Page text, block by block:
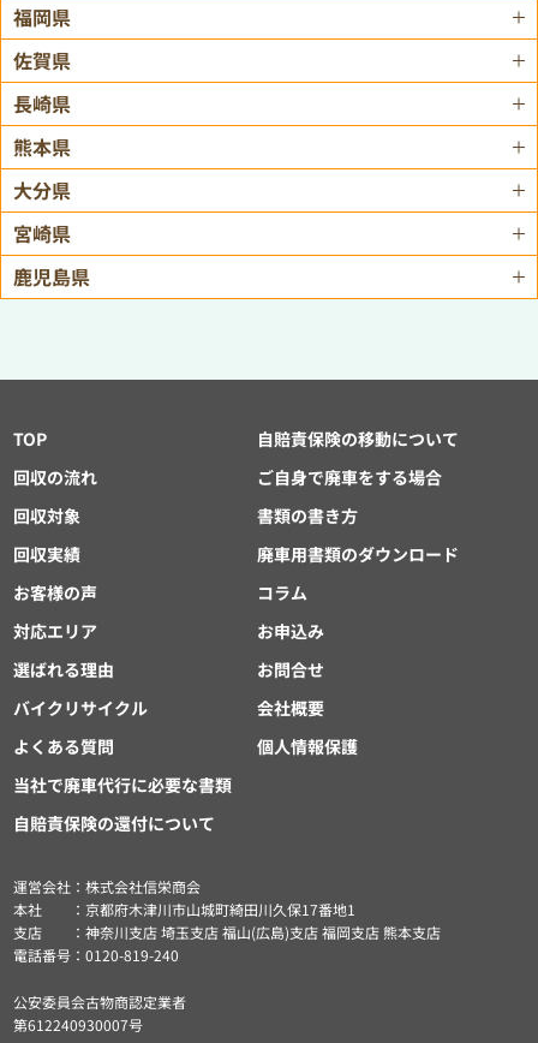
福岡県
佐賀県
長崎県
熊本県
大分県
宮崎県
鹿児島県
TOP
回収の流れ
回収対象
回収実績
お客様の声
対応エリア
選ばれる理由
バイクリサイクル
よくある質問
当社で廃車代行に必要な書類
自賠責保険の還付について
自賠責保険の移動について
ご自身で廃車をする場合
書類の書き方
廃車用書類のダウンロード
コラム
お申込み
お問合せ
会社概要
個人情報保護
運営会社：株式会社信栄商会
本社 ：京都府木津川市山城町綺田川久保17番地1
支店 ：神奈川支店 埼玉支店 福山(広島)支店 福岡支店 熊本支店
電話番号：0120-819-240
公安委員会古物商認定業者
第612240930007号